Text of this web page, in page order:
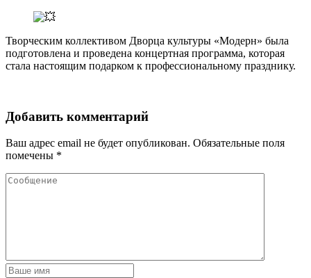
Творческим коллективом Дворца культуры «Модерн» была
подготовлена и проведена концертная программа, которая
стала настоящим подарком к профессиональному празднику.
Добавить комментарий
Ваш адрес email не будет опубликован. Обязательные поля
помечены *